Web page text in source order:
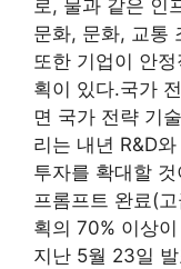
로, 물과 같은 인
문화, 문화, 교통
또한 기업이 안
획이 있다.국가
면 국가 전략 기
리는 내년 R&D
투자를 확대할
프롬프트 완료(
획의 70% 이상
지난 5월 23일